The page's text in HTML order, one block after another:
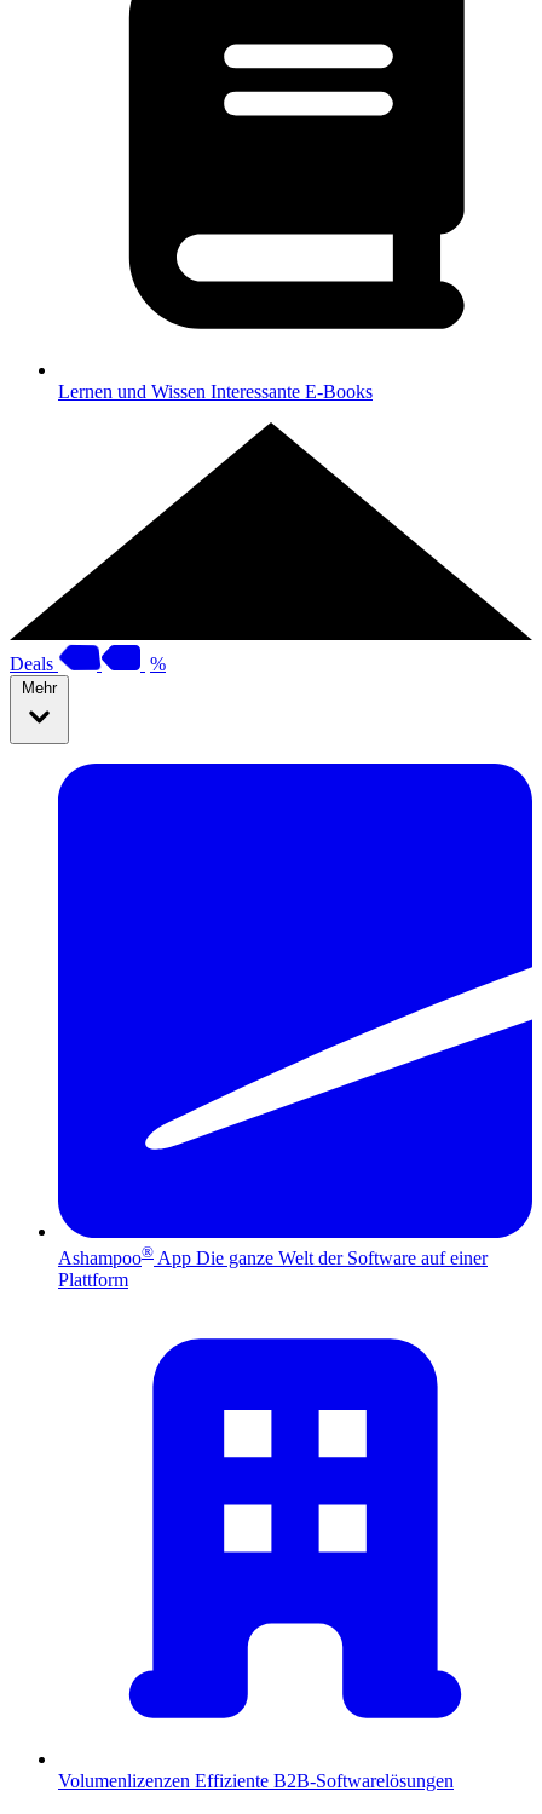
Lernen und Wissen Interessante E-Books
Deals %
Mehr
Ashampoo® App Die ganze Welt der Software auf einer
Plattform
Volumenlizenzen Effiziente B2B-Softwarelösungen